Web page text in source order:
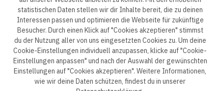
ep life science
Datenschutzerklärung B2B Datenschutzerklärung
Datenschutzhinweise Bewerber
statistischen Daten stellen wir dir Inhalte bereit, die zu deinen
Interessen passen und optimieren die Webseite für zukünftige
Besucher. Durch einen Klick auf "Cookies akzeptieren" stimmst
du der Nutzung aller von uns eingesetzten Cookies zu. Um deine
Cookie-Einstellungen individuell anzupassen, klicke auf "Cookie-
Einstellungen anpassen" und nach der Auswahl der gewünschten
Einstellungen auf "Cookies akzeptieren". Weitere Informationen,
wie wir deine Daten schützen, findest du in unserer